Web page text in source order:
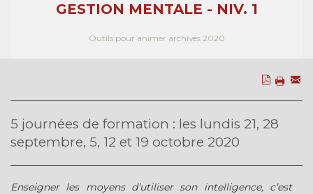
GESTION MENTALE - NIV. 1
Outils pour animer archives 2020
5 journées de formation : les lundis 21, 28
septembre, 5, 12 et 19 octobre 2020
Enseigner les moyens d’utiliser son intelligence, c’est